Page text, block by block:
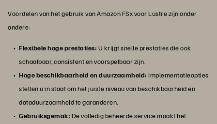
Voordelen van het gebruik van Amazon FSx voor Lustre zijn onder
andere:
Flexibele hoge prestaties: U krijgt snelle prestaties die ook
schaalbaar, consistent en voorspelbaar zijn.
Hoge beschikbaarheid en duurzaamheid: Implementatieopties
stellen u in staat om het juiste niveau van beschikbaarheid en
dataduurzaamheid te garanderen.
Gebruiksgemak: De volledig beheerde service maakt het